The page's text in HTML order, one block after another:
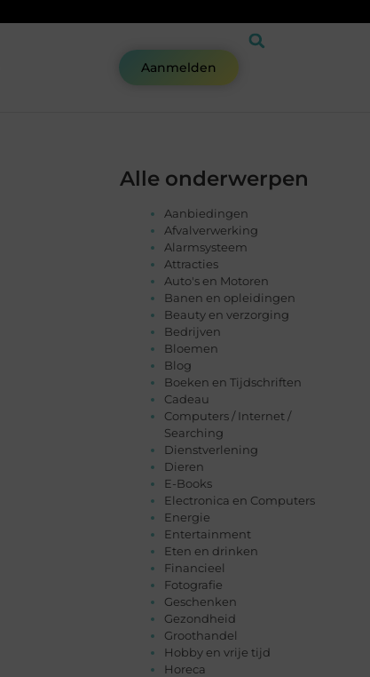
Aanmelden
Alle onderwerpen
Aanbiedingen
Afvalverwerking
Alarmsysteem
Attracties
Auto's en Motoren
Banen en opleidingen
Beauty en verzorging
Bedrijven
Bloemen
Blog
Boeken en Tijdschriften
Cadeau
Computers / Internet /
Searching
Dienstverlening
Dieren
E-Books
Electronica en Computers
Energie
Entertainment
Eten en drinken
Financieel
Fotografie
Geschenken
Gezondheid
Groothandel
Hobby en vrije tijd
Horeca